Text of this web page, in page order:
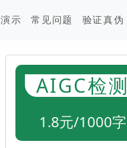
示 常见问题 验证真伪
AIGC检测
1.8元/1000字